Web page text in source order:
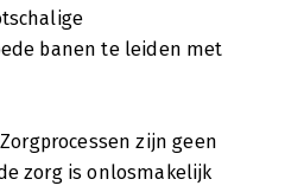
banen te leiden met
zijn geen
zorg is onlosmakelijk